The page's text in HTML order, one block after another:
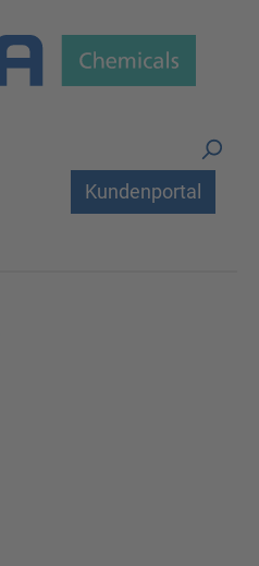
Kundenportal